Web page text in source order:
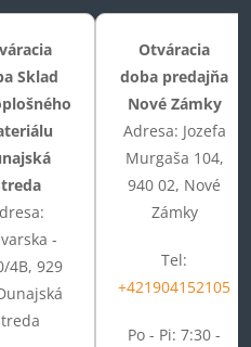
Sklad
-
4B, 929
Otváracia
doba predajňa
Nové Zámky
Adresa: Jozefa
Murgaša 104,
940 02, Nové
Zámky
Tel:
+421904152105
Po - Pi: 7:30 -